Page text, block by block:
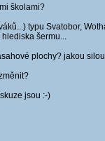
školami?
typu Svatobor,
šermu...
plochy? jakou
jsou :-)